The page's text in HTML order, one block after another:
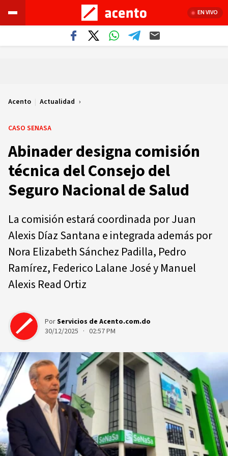
EN VIVO
Acento | Actualidad
CASO SENASA
Abinader designa comisión
técnica del Consejo del
Seguro Nacional de Salud
La comisión estará coordinada por Juan
Alexis Díaz Santana e integrada además por
Nora Elizabeth Sánchez Padilla, Pedro
Ramírez, Federico Lalane José y Manuel
Alexis Read Ortiz
PorServicios de Acento.com.do
30/12/2025 · 02:57 PM